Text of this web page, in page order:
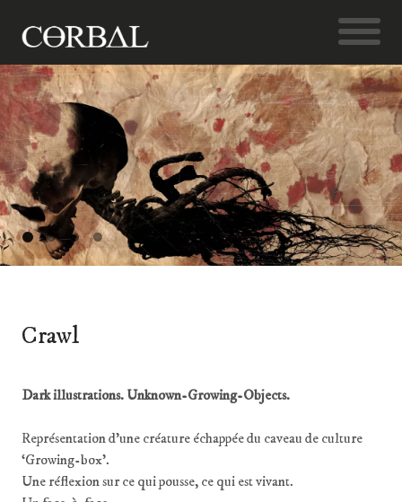
Crawl
Dark illustrations. Unknown-Growing-Objects.
Représentation d’une créature échappée du caveau de culture
‘Growing-box’.
Une réflexion sur ce qui pousse, ce qui est vivant.